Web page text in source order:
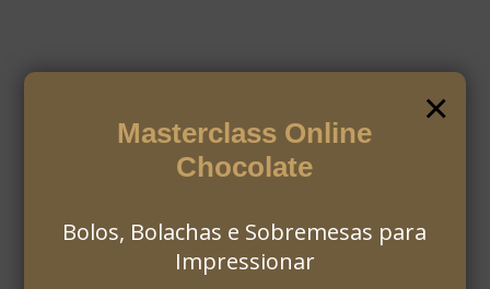
×
Masterclass Online
Chocolate
Bolos, Bolachas e Sobremesas para
Impressionar